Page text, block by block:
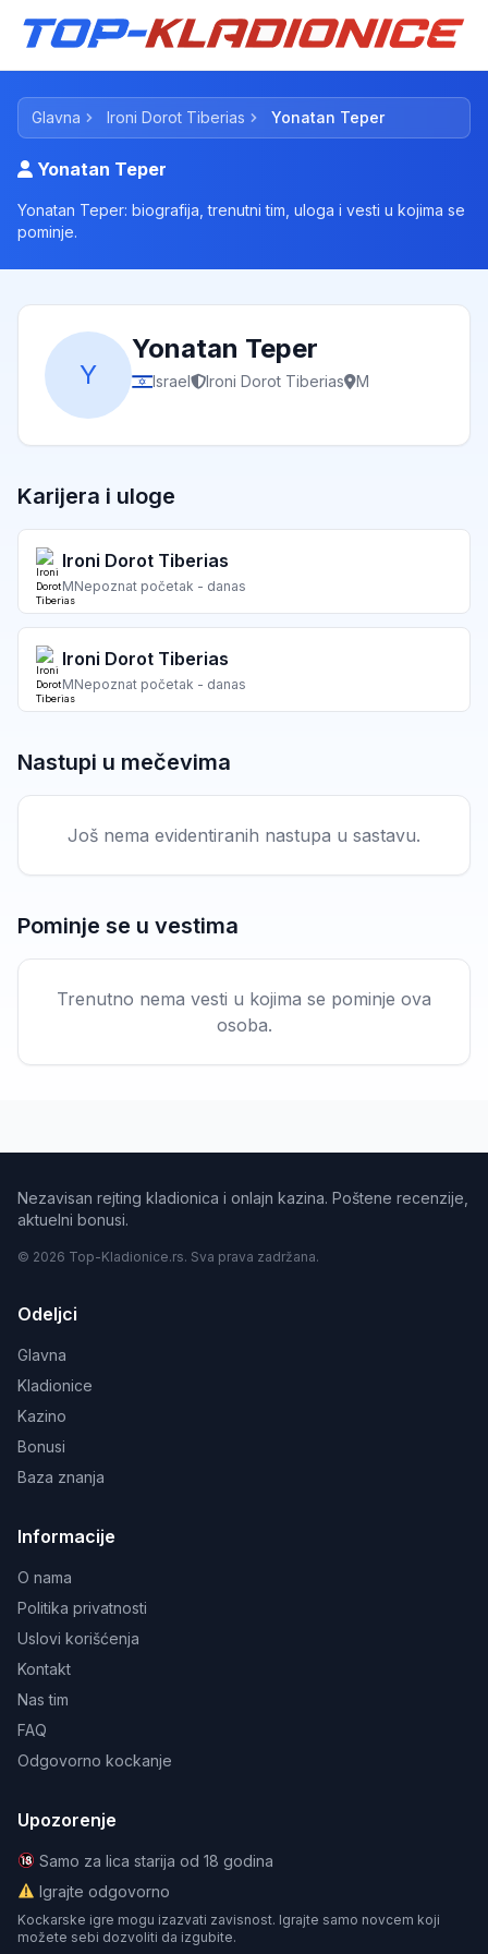
Glavna Ironi Dorot Tiberias Yonatan Teper
Yonatan Teper
Yonatan Teper: biografija, trenutni tim, uloga i vesti u kojima se
pominje.
Y
Yonatan Teper
Israel Ironi Dorot Tiberias M
Karijera i uloge
Ironi Dorot Tiberias
MNepoznat početak - danas
Ironi Dorot Tiberias
MNepoznat početak - danas
Nastupi u mečevima
Još nema evidentiranih nastupa u sastavu.
Pominje se u vestima
Trenutno nema vesti u kojima se pominje ova
osoba.
Nezavisan rejting kladionica i onlajn kazina. Poštene recenzije,
aktuelni bonusi.
© 2026 Top-Kladionice.rs. Sva prava zadržana.
Odeljci
Glavna
Kladionice
Kazino
Bonusi
Baza znanja
Informacije
O nama
Politika privatnosti
Uslovi korišćenja
Kontakt
Nas tim
FAQ
Odgovorno kockanje
Upozorenje
Samo za lica starija od 18 godina
Igrajte odgovorno
Kockarske igre mogu izazvati zavisnost. Igrajte samo novcem koji
možete sebi dozvoliti da izgubite.